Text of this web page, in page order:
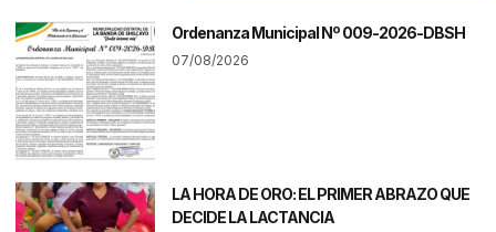
Ordenanza Municipal Nº 009-2026-DBSH
07/08/2026
LA HORA DE ORO: EL PRIMER ABRAZO QUE
DECIDE LA LACTANCIA